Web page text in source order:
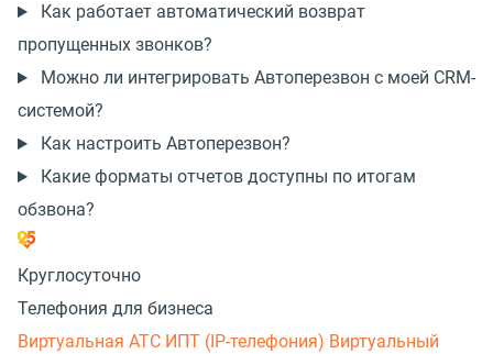
Как работает автоматический возврат
пропущенных звонков?
Можно ли интегрировать Автоперезвон с моей CRM-
системой?
Как настроить Автоперезвон?
Какие форматы отчетов доступны по итогам
обзвона?
Круглосуточно
Телефония для бизнеса
Виртуальная АТС ИПТ (IP-телефония) Виртуальный